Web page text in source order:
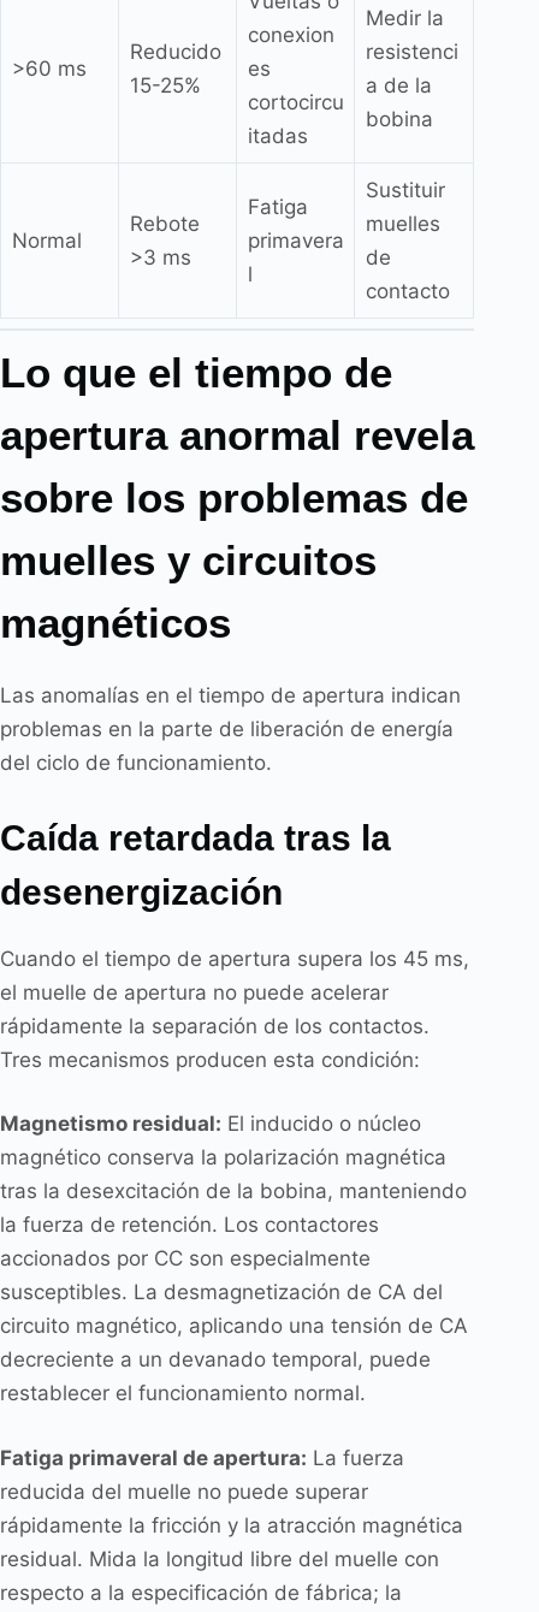
>60 ms
Reducido
15-25%
conexion
es
cortocircu
itadas
Medir la
resistenci
a de la
bobina
Normal
Rebote
>3 ms
Fatiga
primavera
l
Sustituir
muelles
de
contacto
Lo que el tiempo de
apertura anormal revela
sobre los problemas de
muelles y circuitos
magnéticos
Las anomalías en el tiempo de apertura indican
problemas en la parte de liberación de energía
del ciclo de funcionamiento.
Caída retardada tras la
desenergización
Cuando el tiempo de apertura supera los 45 ms,
el muelle de apertura no puede acelerar
rápidamente la separación de los contactos.
Tres mecanismos producen esta condición:
Magnetismo residual: El inducido o núcleo
magnético conserva la polarización magnética
tras la desexcitación de la bobina, manteniendo
la fuerza de retención. Los contactores
accionados por CC son especialmente
susceptibles. La desmagnetización de CA del
circuito magnético, aplicando una tensión de CA
decreciente a un devanado temporal, puede
restablecer el funcionamiento normal.
Fatiga primaveral de apertura: La fuerza
reducida del muelle no puede superar
rápidamente la fricción y la atracción magnética
residual. Mida la longitud libre del muelle con
respecto a la especificación de fábrica; la